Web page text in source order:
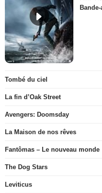
Tombé du ciel
La fin d’Oak Street
Avengers: Doomsday
La Maison de nos rêves
Fantômas – Le nouveau monde
The Dog Stars
Leviticus